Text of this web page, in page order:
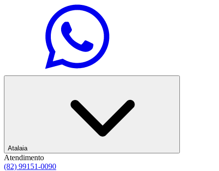
Atalaia
Atendimento
(82) 99151-0090